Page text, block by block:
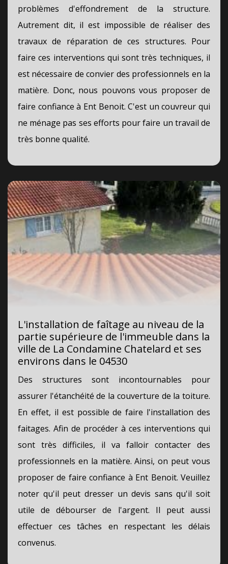
problèmes d'effondrement de la structure.
Autrement dit, il est impossible de réaliser des
travaux de réparation de ces structures. Pour
faire ces interventions qui sont très techniques, il
est nécessaire de convier des professionnels en la
matière. Donc, nous pouvons vous proposer de
faire confiance à Ent Benoit. C'est un couvreur qui
ne ménage pas ses efforts pour faire un travail de
très bonne qualité.
L'installation de faîtage au niveau de la
partie supérieure de l'immeuble dans la
ville de La Condamine Chatelard et ses
environs dans le 04530
Des structures sont incontournables pour
assurer l'étanchéité de la couverture de la toiture.
En effet, il est possible de faire l'installation des
faitages. Afin de procéder à ces interventions qui
sont très difficiles, il va falloir contacter des
professionnels en la matière. Ainsi, on peut vous
proposer de faire confiance à Ent Benoit. Veuillez
noter qu'il peut dresser un devis sans qu'il soit
utile de débourser de l'argent. Il peut aussi
effectuer ces tâches en respectant les délais
convenus.